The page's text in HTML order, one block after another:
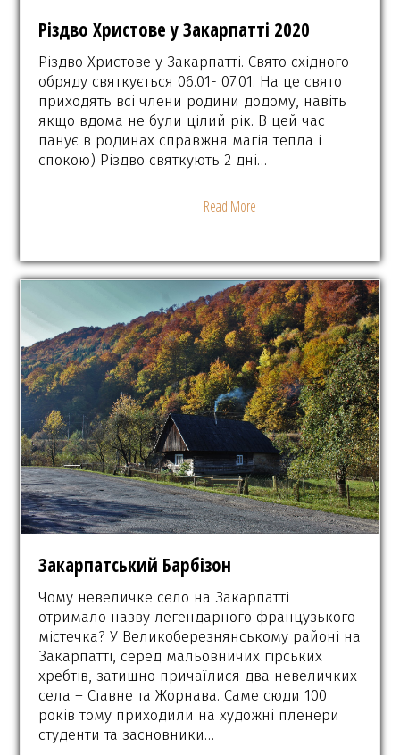
Різдво Христове у Закарпатті 2020
Різдво Христове у Закарпатті. Свято східного
обряду святкується 06.01- 07.01. На це свято
приходять всі члени родини додому, навіть
якщо вдома не були цілий рік. В цей час
панує в родинах справжня магія тепла і
спокою) Різдво святкують 2 дні…
Read More
Закарпатський Барбізон
Чому невеличке село на Закарпатті
отримало назву легендарного французького
містечка? У Великоберезнянському районі на
Закарпатті, серед мальовничих гірських
хребтів, затишно причаїлися два невеличких
села – Ставне та Жорнава. Саме сюди 100
років тому приходили на художні пленери
студенти та засновники…